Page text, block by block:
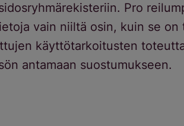
Pro
vain niiltä osin, kuin se on
käyttötarkoitusten
antamaan suostumukseen.